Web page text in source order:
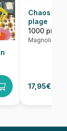
Chaos sur
plage
1000
Magnolia
17,95€